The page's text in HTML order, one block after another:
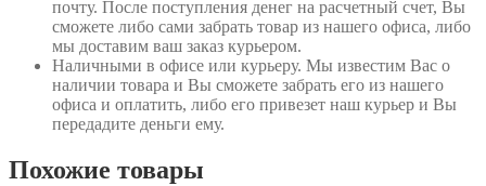
почту. После поступления денег на расчетный счет, Вы
сможете либо сами забрать товар из нашего офиса, либо
мы доставим ваш заказ курьером.
Наличными в офисе или курьеру. Мы известим Вас о
наличии товара и Вы сможете забрать его из нашего
офиса и оплатить, либо его привезет наш курьер и Вы
передадите деньги ему.
Похожие товары